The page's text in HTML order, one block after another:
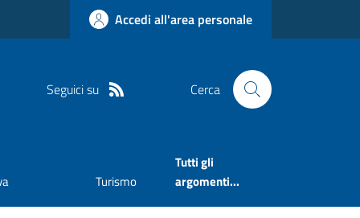
Accedi all'area personale
Seguici su Cerca
Turismo
Tutti gli
argomenti...